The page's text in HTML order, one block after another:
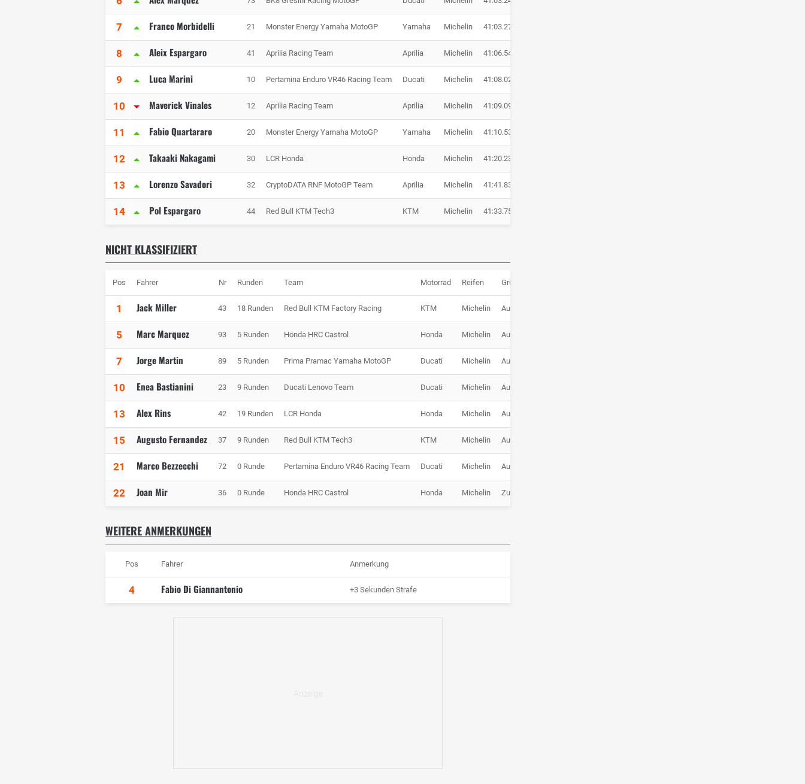
7 Franco Morbidelli 21 Monster Energy Yamaha MotoGP Yamaha Michelin 41:03.271
8 Aleix Espargaro 41 Aprilia Racing Team Aprilia Michelin 41:06.549
9 Luca Marini 10 Pertamina Enduro VR46 Racing Team Ducati Michelin 41:08.021
10 Maverick Vinales 12 Aprilia Racing Team Aprilia Michelin 41:09.091
11 Fabio Quartararo 20 Monster Energy Yamaha MotoGP Yamaha Michelin 41:10.536
12 Takaaki Nakagami 30 LCR Honda Honda Michelin 41:20.230
13 Lorenzo Savadori 32 CryptoDATA RNF MotoGP Team Aprilia Michelin 41:41.832
14 Pol Espargaro 44 Red Bull KTM Tech3 KTM Michelin 41:33.758
NICHT KLASSIFIZIERT
Pos Fahrer Nr Runden Team Motorrad Reifen Grund
1 Jack Miller 43 18 Runden Red Bull KTM Factory Racing KTM Michelin Ausfall
5 Marc Marquez 93 5 Runden Honda HRC Castrol Honda Michelin Ausfall
7 Jorge Martin 89 5 Runden Prima Pramac Yamaha MotoGP Ducati Michelin Ausfall
10 Enea Bastianini 23 9 Runden Ducati Lenovo Team Ducati Michelin Ausfall
13 Alex Rins 42 19 Runden LCR Honda Honda Michelin Ausfall
15 Augusto Fernandez 37 9 Runden Red Bull KTM Tech3 KTM Michelin Ausfall
21 Marco Bezzecchi 72 0 Runde Pertamina Enduro VR46 Racing Team Ducati Michelin Ausfall
22 Joan Mir 36 0 Runde Honda HRC Castrol Honda Michelin Zurückgezogen
WEITERE ANMERKUNGEN
Pos Fahrer Anmerkung
4 Fabio Di Giannantonio +3 Sekunden Strafe